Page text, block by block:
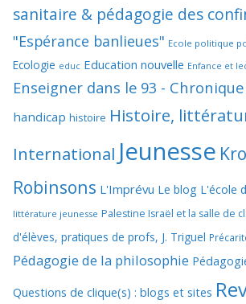
sanitaire & pédagogie des
"Espérance banlieues" Ecole politique
Ecologie educ Education nouvelle Enfance et
Enseigner dans le 93 - Chronique
handicap histoire Histoire,
International Jeunesse
Robinsons L'Imprévu Le blog L'école
littérature jeunesse Palestine Israël et la salle de
d'élèves, pratiques de profs, J. Triguel
Pédagogie de la philosophie
Questions de clique(s) : blogs et sites